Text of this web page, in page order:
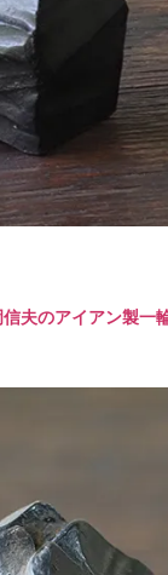
夫のアイアン製一